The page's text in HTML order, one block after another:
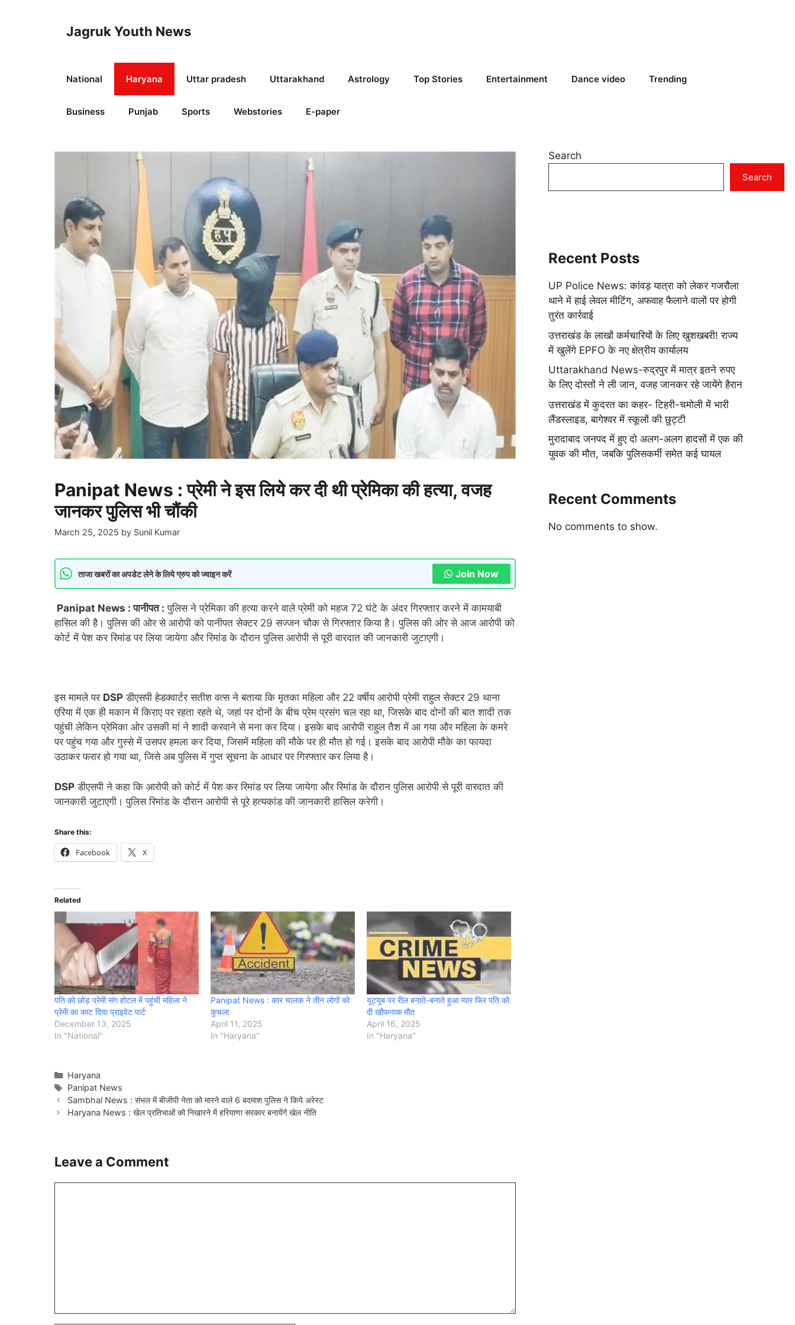
Jagruk Youth News
National Haryana Uttar pradesh Uttarakhand Astrology Top Stories Entertainment Dance video Trending
Business Punjab Sports Webstories E-paper
Panipat News : प्रेमी ने इस लिये कर दी थी प्रेमिका की हत्या, वजह
जानकर पुलिस भी चौंकी
March 25, 2025 by Sunil Kumar
ताजा खबरों का अपडेट लेने के लिये ग्रुप को ज्वाइन करें Join Now
Panipat News : पानीपत : पुलिस ने प्रेमिका की हत्या करने वाले प्रेमी को महज 72 घंटे के अंदर गिरफ्तार करने में कामयाबी
हासिल की है। पुलिस की ओर से आरोपी को पानीपत सेक्टर 29 सज्जन चौक से गिरफ्तार किया है। पुलिस की ओर से आज आरोपी को
कोर्ट में पेश कर रिमांड पर लिया जायेगा और रिमांड के दौरान पुलिस आरोपी से पूरी वारदात की जानकारी जुटाएगी।
इस मामले पर DSP डीएसपी हेडक्वार्टर सतीश वत्स ने बताया कि मृतका महिला और 22 वर्षीय आरोपी प्रेमी राहुल सेक्टर 29 थाना
एरिया में एक ही मकान में किराए पर रहता रहते थे, जहां पर दोनों के बीच प्रेम प्रसंग चल रहा था, जिसके बाद दोनों की बात शादी तक
पहुंची लेकिन प्रेमिका ओर उसकी मां ने शादी करवाने से मना कर दिया। इसके बाद आरोपी राहुल तैश में आ गया और महिला के कमरे
पर पहुंच गया और गुस्से में उसपर हमला कर दिया, जिसमें महिला की मौके पर ही मौत हो गई। इसके बाद आरोपी मौके का फायदा
उठाकर फरार हो गया था, जिसे अब पुलिस में गुप्त सूचना के आधार पर गिरफ्तार कर लिया है।
DSP डीएसपी ने कहा कि आरोपी को कोर्ट में पेश कर रिमांड पर लिया जायेगा और रिमांड के दौरान पुलिस आरोपी से पूरी वारदात की
जानकारी जुटाएगी। पुलिस रिमांड के दौरान आरोपी से पूरे हत्यकांड की जानकारी हासिल करेगी।
Share this:
Facebook X
Related
पति को छोड़ प्रेमी संग होटल में पहुंची महिला ने
प्रेमी का काट दिया प्राइवेट पार्ट
December 13, 2025
In "National"
Panipat News : कार चालक ने तीन लोगों को
कुचला
April 11, 2025
In "Haryana"
यूट्यूब पर रील बनाते-बनाते हुआ प्यार फिर पति को
दी खौफनाक मौत
April 16, 2025
In "Haryana"
Categories
Haryana
Tags
Panipat News
Sambhal News : संभल में बीजीपी नेता को मारने वाले 6 बदमाश पुलिस ने किये अरेस्ट
Haryana News : खेल प्रतिभाओं को निखारने में हरियाणा सरकार बनायेंगे खेल नीति
Leave a Comment
Search
Search
Recent Posts
UP Police News: कांवड़ यात्रा को लेकर गजरौला
थाने में हाई लेवल मीटिंग, अफवाह फैलाने वालों पर होगी
तुरंत कार्रवाई
उत्तराखंड के लाखों कर्मचारियों के लिए खुशखबरी! राज्य
में खुलेंगे EPFO के नए क्षेत्रीय कार्यालय
Uttarakhand News-रुद्रपुर में मात्र इतने रुपए
के लिए दोस्तों ने ली जान, वजह जानकर रहे जायेंगे हैरान
उत्तराखंड में कुदरत का कहर- टिहरी-चमोली में भारी
लैंडस्लाइड, बागेश्वर में स्कूलों की छुट्टी
मुरादाबाद जनपद में हुए दो अलग-अलग हादसों में एक की
युवक की मौत, जबकि पुलिसकर्मी समेत कई घायल
Recent Comments
No comments to show.